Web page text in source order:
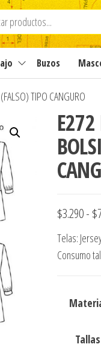
Buzos
TIPO CANGURO
E272
$3.290- $
Telas:
Consumo
Tallas